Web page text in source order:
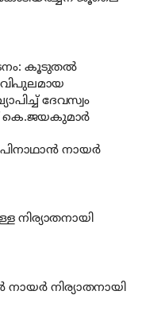
കൂടുതല്‍
ദേവസ്വം
കെ.ജയകുമാര്‍
നായര്‍
നിര്യാതനായി
നിര്യാതനായി